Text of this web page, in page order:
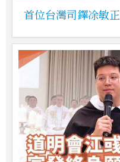
首位台灣司鐸凃敏